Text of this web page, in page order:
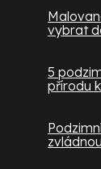
vybrat
5
přírodu